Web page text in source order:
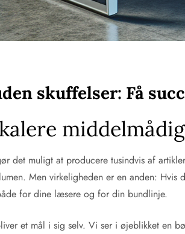
skuffelser: Få
det muligt at producere tusindvis af
Men virkeligheden er en anden:
for dine læsere og for din bundlinje.
et mål i sig selv. Vi ser i øjeblikket en